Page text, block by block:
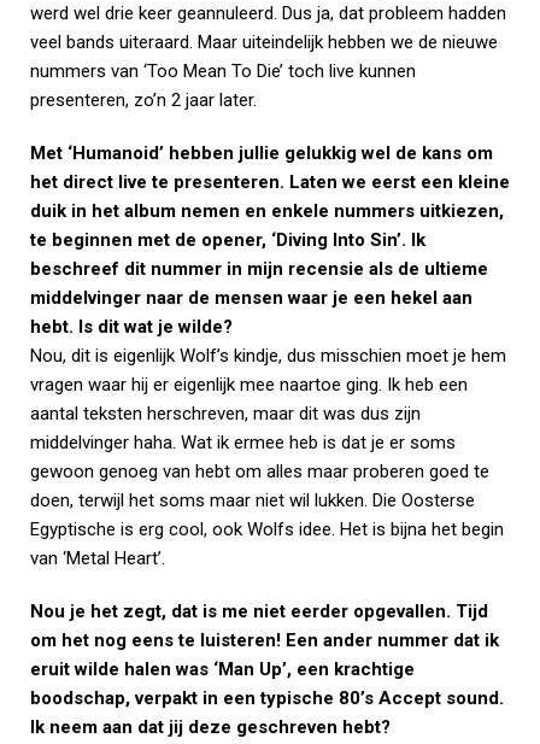
werd wel drie keer geannuleerd. Dus ja, dat probleem hadden
veel bands uiteraard. Maar uiteindelijk hebben we de nieuwe
nummers van ‘Too Mean To Die’ toch live kunnen
presenteren, zo’n 2 jaar later.
Met ‘Humanoid’ hebben jullie gelukkig wel de kans om
het direct live te presenteren. Laten we eerst een kleine
duik in het album nemen en enkele nummers uitkiezen,
te beginnen met de opener, ‘Diving Into Sin’. Ik
beschreef dit nummer in mijn recensie als de ultieme
middelvinger naar de mensen waar je een hekel aan
hebt. Is dit wat je wilde?
Nou, dit is eigenlijk Wolf’s kindje, dus misschien moet je hem
vragen waar hij er eigenlijk mee naartoe ging. Ik heb een
aantal teksten herschreven, maar dit was dus zijn
middelvinger haha. Wat ik ermee heb is dat je er soms
gewoon genoeg van hebt om alles maar proberen goed te
doen, terwijl het soms maar niet wil lukken. Die Oosterse
Egyptische is erg cool, ook Wolfs idee. Het is bijna het begin
van ‘Metal Heart’.
Nou je het zegt, dat is me niet eerder opgevallen. Tijd
om het nog eens te luisteren! Een ander nummer dat ik
eruit wilde halen was ‘Man Up’, een krachtige
boodschap, verpakt in een typische 80’s Accept sound.
Ik neem aan dat jij deze geschreven hebt?